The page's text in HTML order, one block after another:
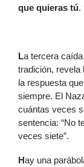
que quieras tú.
La tercera
tradición, revela
la respuesta
siempre. El
cuántas veces
sentencia: “No
veces siete”.
Hay una